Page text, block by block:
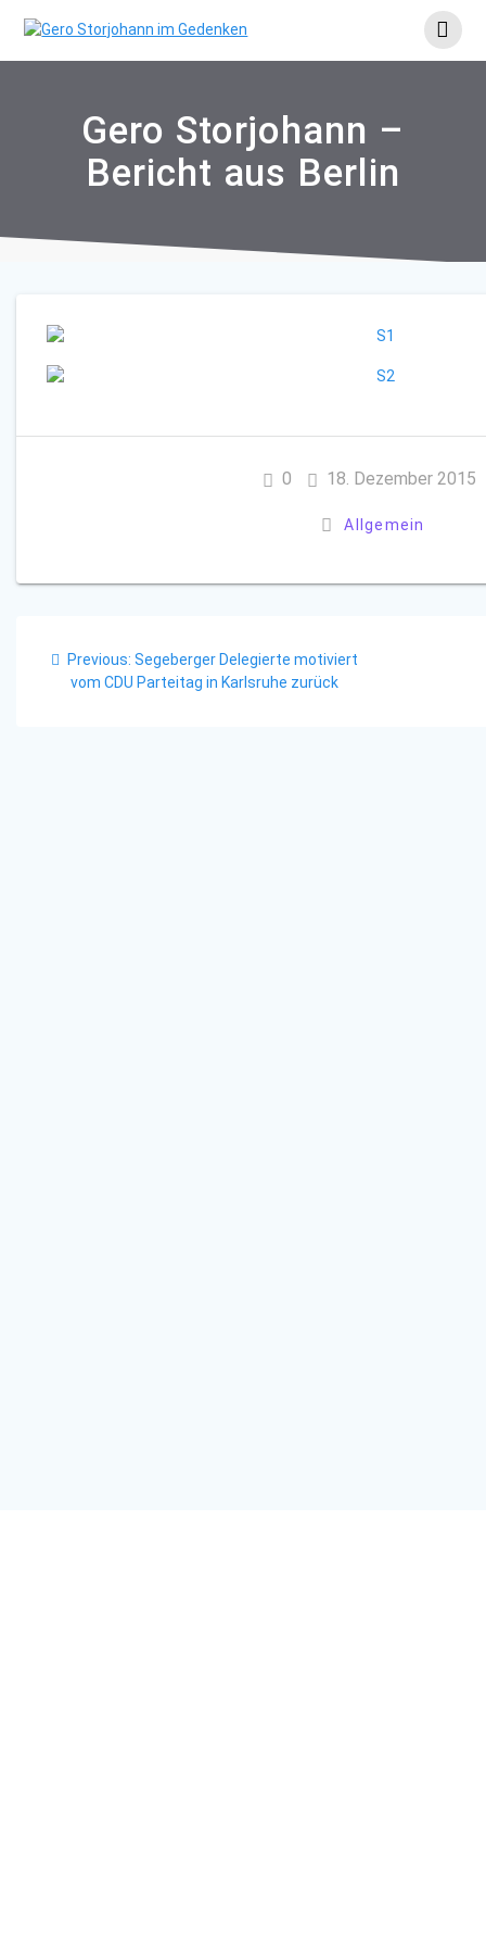
to
Gero Storjohann –
Bericht aus Berlin
0 18. Dezember 2015
Allgemein
Previous: Previous
post:
Segeberger Delegierte motiviert
vom CDU Parteitag in Karlsruhe zurück